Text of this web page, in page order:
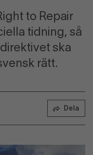
to Repair
tidning, så
ska
rätt.
Dela